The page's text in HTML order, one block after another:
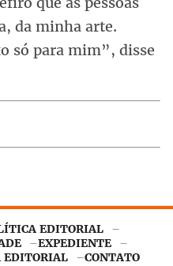
da minha arte.
só para mim”, disse
EDITORIAL
EXPEDIENTE
EDITORIAL CONTATO